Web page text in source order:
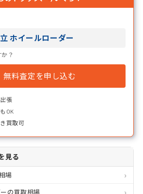
ホイールローダー
？
無料査定を申し込む
張
OK
買取可
見る
場
の買取相場